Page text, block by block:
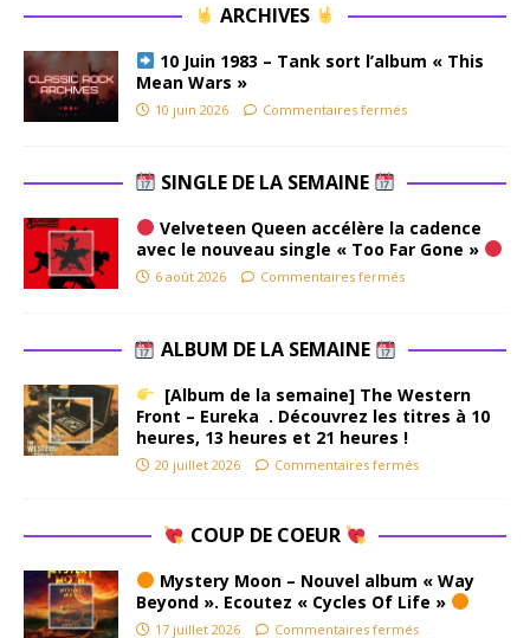
ARCHIVES
10 Juin 1983 – Tank sort l’album « This
Mean Wars »
10 juin 2026 Commentaires fermés
SINGLE DE LA SEMAINE
Velveteen Queen accélère la cadence
avec le nouveau single « Too Far Gone »
6 août 2026 Commentaires fermés
ALBUM DE LA SEMAINE
[Album de la semaine] The Western
Front – Eureka . Découvrez les titres à 10
heures, 13 heures et 21 heures !
20 juillet 2026 Commentaires fermés
COUP DE COEUR
Mystery Moon – Nouvel album « Way
Beyond ». Ecoutez « Cycles Of Life »
17 juillet 2026 Commentaires fermés